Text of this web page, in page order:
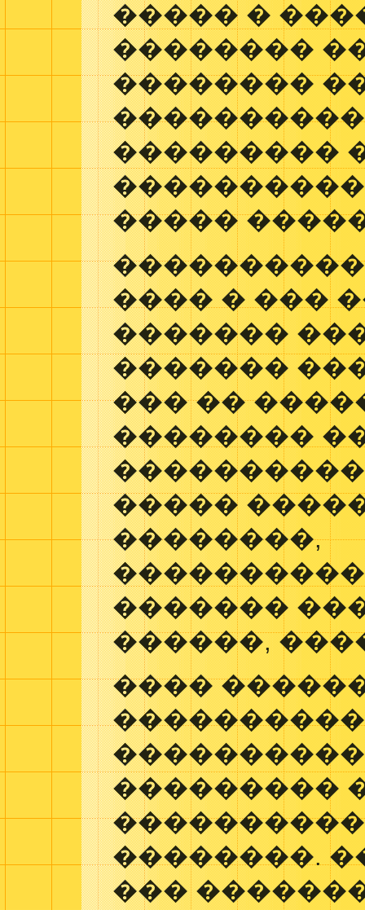
����� �
��������
��������
���������
�����
���� � ���
�������
�������
��� ��
��������
�����
��������,
�������
������,
����
���������
��������.
���